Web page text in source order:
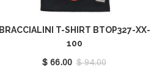
BRACCIALINI T-SHIRT BTOP327-XX-
100
$ 66.00 $ 94.00